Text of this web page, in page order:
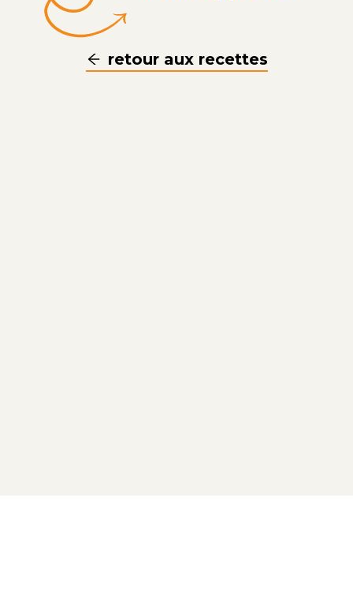
retour aux recettes